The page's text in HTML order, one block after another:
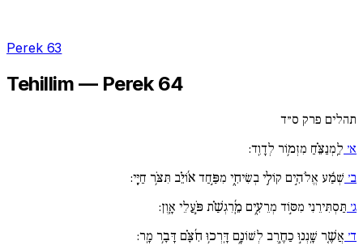
Perek 63
Tehillim — Perek 64
תהלים פרק ס״ד
א׳ לַֽמְנַצֵּ֗חַ מִזְמ֥וֹר לְדָוִֽד:
ב׳ שְׁמַ֬ע אֱלֹהִ֣ים קוֹלִ֣י בְשִׂיחִ֑י מִפַּ֣חַד א֜וֹיֵ֗ב תִּצֹּ֥ר חַיָּֽי:
ג׳ תַּסְתִּירֵנִי מִסּ֣וֹד מְרֵעִ֑ים מֵֽ֜רִגְשַׁ֗ת פֹּ֣עֲלֵי אָֽוֶן:
ד׳ אֲשֶׁ֚ר שָֽׁנְנ֣וּ כַחֶ֣רֶב לְשׁוֹנָ֑ם דָּֽרְכ֥וּ חִ֜צָּ֗ם דָּבָ֥ר מָֽר: